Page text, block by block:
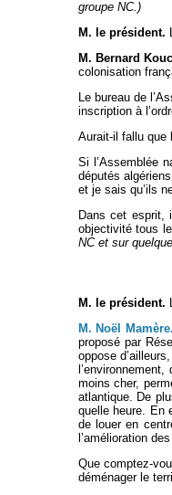
groupe NC.)
M. le président.
M. Bernard
colonisation
Le bureau de
inscription à
Aurait-il fallu que
Si l’Assemblée
députés
et je sais qu’ils
Dans cet esprit,
objectivité tous
NC et sur
M. le président.
M. Noël Mamère.
proposé par
oppose
moins cher,
atlantique. De
quelle heure. En
de louer en
l’amélioration
Que comptez-
déménager le